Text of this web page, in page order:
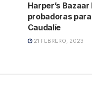
Harper’s
probadoras
Caudalíe
21 FEBRERO, 2023